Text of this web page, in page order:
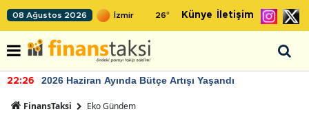
08 Ağustos 2026 26° Künye İletişim
22:26 2026 Haziran Ayında Bütçe Artışı Yaşandı
FinansTaksi Eko Gündem